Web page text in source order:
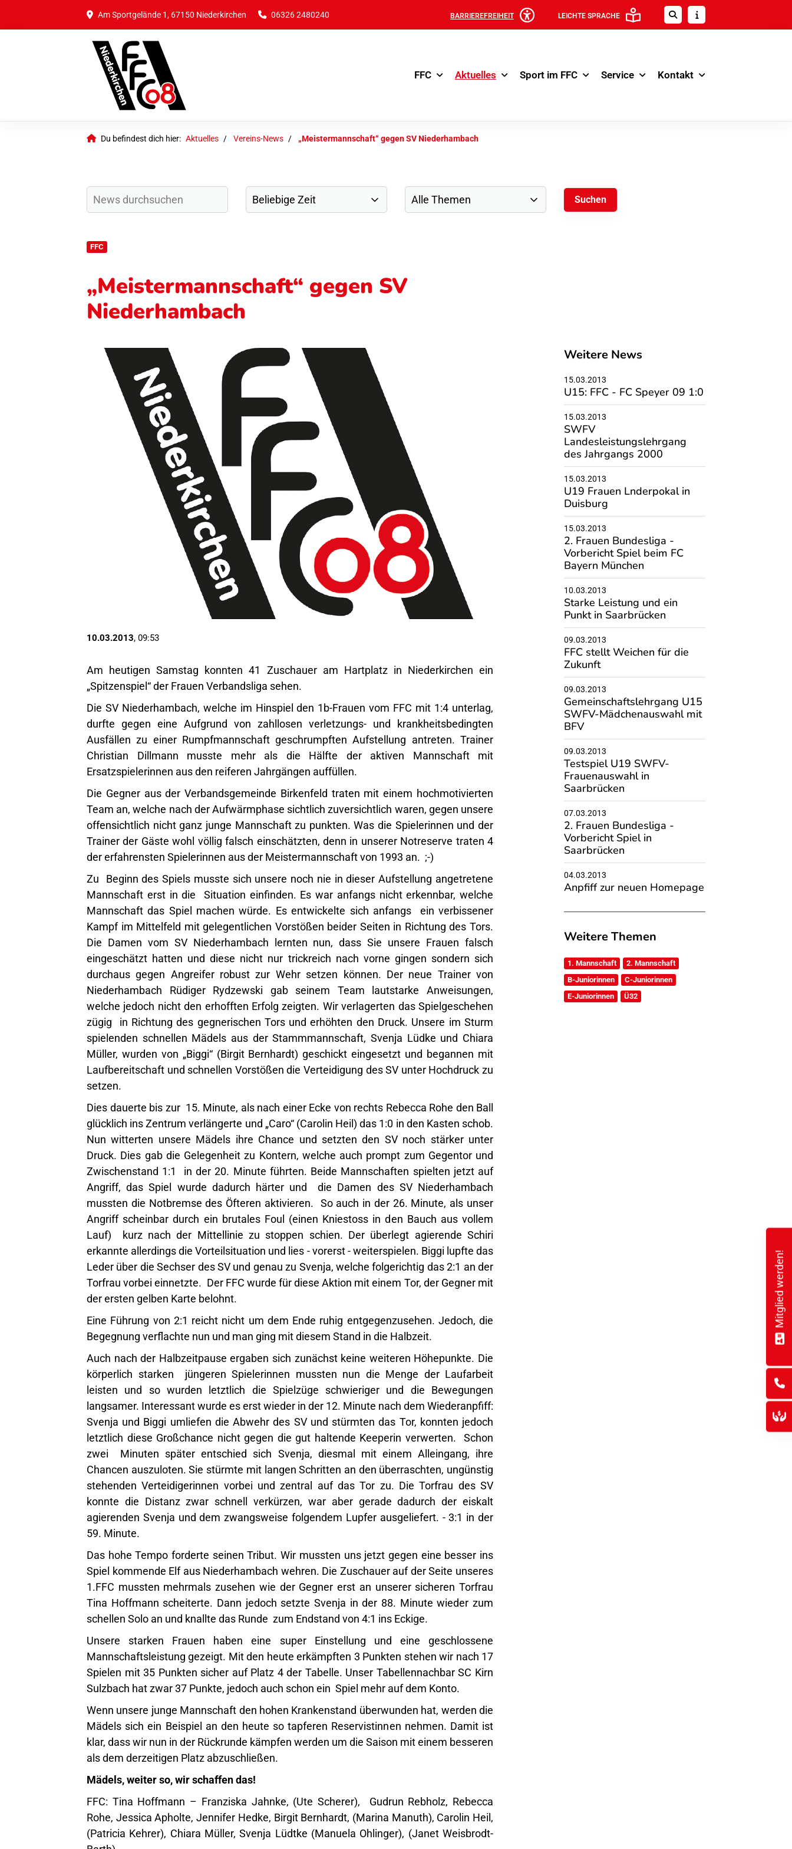
Am Sportgelände 1, 67150 Niederkirchen 06326 2480240 BARRIEREFREIHEIT LEICHTE SPRACHE
FFC Aktuelles Sport im FFC Service Kontakt
Du befindest dich hier: Aktuelles Vereins-News „Meistermannschaft“ gegen SV Niederhambach
FFC
„Meistermannschaft“ gegen SV
Niederhambach
10.03.2013, 09:53
Am heutigen Samstag konnten 41 Zuschauer am Hartplatz in Niederkirchen ein
„Spitzenspiel“ der Frauen Verbandsliga sehen.
Die SV Niederhambach, welche im Hinspiel den 1b-Frauen vom FFC mit 1:4 unterlag,
durfte gegen eine Aufgrund von zahllosen verletzungs- und krankheitsbedingten
Ausfällen zu einer Rumpfmannschaft geschrumpften Aufstellung antreten. Trainer
Christian Dillmann musste mehr als die Hälfte der aktiven Mannschaft mit
Ersatzspielerinnen aus den reiferen Jahrgängen auffüllen.
Die Gegner aus der Verbandsgemeinde Birkenfeld traten mit einem hochmotivierten
Team an, welche nach der Aufwärmphase sichtlich zuversichtlich waren, gegen unsere
offensichtlich nicht ganz junge Mannschaft zu punkten. Was die Spielerinnen und der
Trainer der Gäste wohl völlig falsch einschätzten, denn in unserer Notreserve traten 4
der erfahrensten Spielerinnen aus der Meistermannschaft von 1993 an. ;-)
Zu Beginn des Spiels musste sich unsere noch nie in dieser Aufstellung angetretene
Mannschaft erst in die Situation einfinden. Es war anfangs nicht erkennbar, welche
Mannschaft das Spiel machen würde. Es entwickelte sich anfangs ein verbissener
Kampf im Mittelfeld mit gelegentlichen Vorstößen beider Seiten in Richtung des Tors.
Die Damen vom SV Niederhambach lernten nun, dass Sie unsere Frauen falsch
eingeschätzt hatten und diese nicht nur trickreich nach vorne gingen sondern sich
durchaus gegen Angreifer robust zur Wehr setzen können. Der neue Trainer von
Niederhambach Rüdiger Rydzewski gab seinem Team lautstarke Anweisungen,
welche jedoch nicht den erhofften Erfolg zeigten. Wir verlagerten das Spielgeschehen
zügig in Richtung des gegnerischen Tors und erhöhten den Druck. Unsere im Sturm
spielenden schnellen Mädels aus der Stammmannschaft, Svenja Lüdke und Chiara
Müller, wurden von „Biggi“ (Birgit Bernhardt) geschickt eingesetzt und begannen mit
Laufbereitschaft und schnellen Vorstößen die Verteidigung des SV unter Hochdruck zu
setzen.
Dies dauerte bis zur 15. Minute, als nach einer Ecke von rechts Rebecca Rohe den Ball
glücklich ins Zentrum verlängerte und „Caro“ (Carolin Heil) das 1:0 in den Kasten schob.
Nun witterten unsere Mädels ihre Chance und setzten den SV noch stärker unter
Druck. Dies gab die Gelegenheit zu Kontern, welche auch prompt zum Gegentor und
Zwischenstand 1:1 in der 20. Minute führten. Beide Mannschaften spielten jetzt auf
Angriff, das Spiel wurde dadurch härter und die Damen des SV Niederhambach
mussten die Notbremse des Öfteren aktivieren. So auch in der 26. Minute, als unser
Angriff scheinbar durch ein brutales Foul (einen Kniestoss in den Bauch aus vollem
Lauf) kurz nach der Mittellinie zu stoppen schien. Der überlegt agierende Schiri
erkannte allerdings die Vorteilsituation und lies - vorerst - weiterspielen. Biggi lupfte das
Leder über die Sechser des SV und genau zu Svenja, welche folgerichtig das 2:1 an der
Torfrau vorbei einnetzte. Der FFC wurde für diese Aktion mit einem Tor, der Gegner mit
der ersten gelben Karte belohnt.
Eine Führung von 2:1 reicht nicht um dem Ende ruhig entgegenzusehen. Jedoch, die
Begegnung verflachte nun und man ging mit diesem Stand in die Halbzeit.
Auch nach der Halbzeitpause ergaben sich zunächst keine weiteren Höhepunkte. Die
körperlich starken jüngeren Spielerinnen mussten nun die Menge der Laufarbeit
leisten und so wurden letztlich die Spielzüge schwieriger und die Bewegungen
langsamer. Interessant wurde es erst wieder in der 12. Minute nach dem Wiederanpfiff:
Svenja und Biggi umliefen die Abwehr des SV und stürmten das Tor, konnten jedoch
letztlich diese Großchance nicht gegen die gut haltende Keeperin verwerten. Schon
zwei Minuten später entschied sich Svenja, diesmal mit einem Alleingang, ihre
Chancen auszuloten. Sie stürmte mit langen Schritten an den überraschten, ungünstig
stehenden Verteidigerinnen vorbei und zentral auf das Tor zu. Die Torfrau des SV
konnte die Distanz zwar schnell verkürzen, war aber gerade dadurch der eiskalt
agierenden Svenja und dem zwangsweise folgendem Lupfer ausgeliefert. - 3:1 in der
59. Minute.
Das hohe Tempo forderte seinen Tribut. Wir mussten uns jetzt gegen eine besser ins
Spiel kommende Elf aus Niederhambach wehren. Die Zuschauer auf der Seite unseres
1.FFC mussten mehrmals zusehen wie der Gegner erst an unserer sicheren Torfrau
Tina Hoffmann scheiterte. Dann jedoch setzte Svenja in der 88. Minute wieder zum
schellen Solo an und knallte das Runde zum Endstand von 4:1 ins Eckige.
Unsere starken Frauen haben eine super Einstellung und eine geschlossene
Mannschaftsleistung gezeigt. Mit den heute erkämpften 3 Punkten stehen wir nach 17
Spielen mit 35 Punkten sicher auf Platz 4 der Tabelle. Unser Tabellennachbar SC Kirn
Sulzbach hat zwar 37 Punkte, jedoch auch schon ein Spiel mehr auf dem Konto.
Wenn unsere junge Mannschaft den hohen Krankenstand überwunden hat, werden die
Mädels sich ein Beispiel an den heute so tapferen Reservistinnen nehmen. Damit ist
klar, dass wir nun in der Rückrunde kämpfen werden um die Saison mit einem besseren
als dem derzeitigen Platz abzuschließen.
Mädels, weiter so, wir schaffen das!
FFC: Tina Hoffmann – Franziska Jahnke, (Ute Scherer), Gudrun Rebholz, Rebecca
Rohe, Jessica Apholte, Jennifer Hedke, Birgit Bernhardt, (Marina Manuth), Carolin Heil,
(Patricia Kehrer), Chiara Müller, Svenja Lüdtke (Manuela Ohlinger), (Janet Weisbrodt-
Weitere News
15.03.2013
U15: FFC - FC Speyer 09 1:0
15.03.2013
SWFV
Landesleistungslehrgang
des Jahrgangs 2000
15.03.2013
U19 Frauen Lnderpokal in
Duisburg
15.03.2013
2. Frauen Bundesliga -
Vorbericht Spiel beim FC
Bayern München
10.03.2013
Starke Leistung und ein
Punkt in Saarbrücken
09.03.2013
FFC stellt Weichen für die
Zukunft
09.03.2013
Gemeinschaftslehrgang U15
SWFV-Mädchenauswahl mit
BFV
09.03.2013
Testspiel U19 SWFV-
Frauenauswahl in
Saarbrücken
07.03.2013
2. Frauen Bundesliga -
Vorbericht Spiel in
Saarbrücken
04.03.2013
Anpfiff zur neuen Homepage
Weitere Themen
1. Mannschaft
2. Mannschaft
B-Juniorinnen
C-Juniorinnen
E-Juniorinnen
Ü32
Mitglied werden!